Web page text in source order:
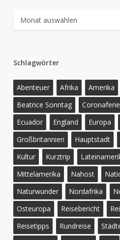
Archiv
Schlagwörter
Abenteuer Afrika Amerika
Beatrice Sonntag
Ecuador
England Europa
Großbritannien
Hauptstadt
Kultur
Kurztrip
Mittelamerika
Nahost
Naturwunder
Nordafrika
Osteuropa
Reisebericht
Reisetipps
Rundreise